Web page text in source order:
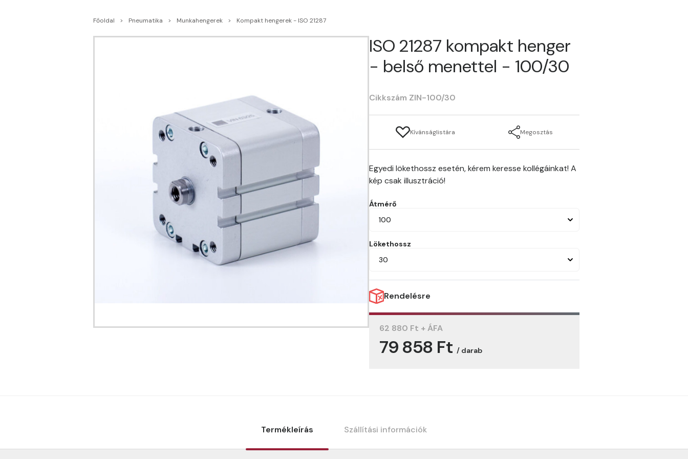
Főoldal Pneumatika Munkahengerek Kompakt hengerek - ISO 21287
ISO 21287 kompakt henger
- belső menettel - 100/30
Cikkszám ZIN-100/30
Kívánságlistára Megosztás
Egyedi lökethossz esetén, kérem keresse kollégáinkat! A
kép csak illusztráció!
Átmérő
100
Lökethossz
30
Rendelésre
62 880 Ft + ÁFA
79 858 Ft / darab
Termékleírás Szállítási információk